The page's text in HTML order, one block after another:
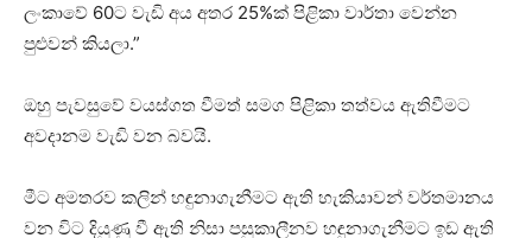
ලංකාවේ 60ට වැඩි අය අතර 25%ක් පිළිකා වාර්තා වෙන්න
පුළුවන් කියලා.”
ඔහු පැවසුවේ වයස්ගත වීමත් සමග පිළිකා තත්වය ඇතිවීමට
අවදානම වැඩි වන බවයි.
මීට අමතරව කලින් හඳුනාගැනීමට ඇති හැකියාවන් වර්තමානය
වන විට දියුණු වී ඇති නිසා පසුකාලීනව හඳුනාගැනීමට ඉඩ ඇති